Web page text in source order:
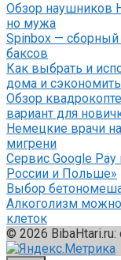
Обзор наушников
но мужа
Spinbox — сборный
баксов
Как выбрать и
дома и сэкономить
Обзор
вариант для
Немецкие врачи
мигрени
Сервис Google Pay
России и Польше»
Выбор
Алкоголизм
клеток
© 2026